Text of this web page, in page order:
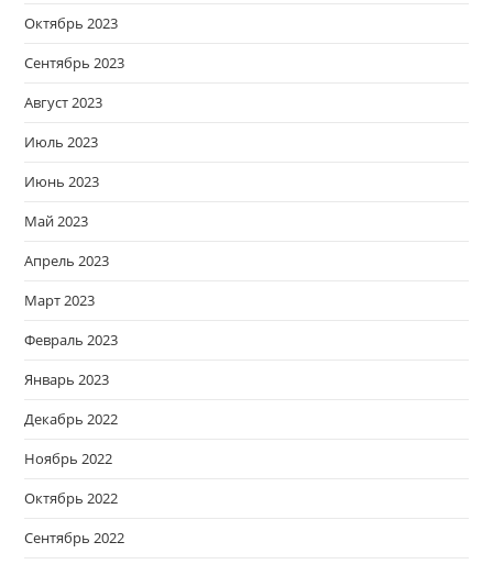
Октябрь 2023
Сентябрь 2023
Август 2023
Июль 2023
Июнь 2023
Май 2023
Апрель 2023
Март 2023
Февраль 2023
Январь 2023
Декабрь 2022
Ноябрь 2022
Октябрь 2022
Сентябрь 2022